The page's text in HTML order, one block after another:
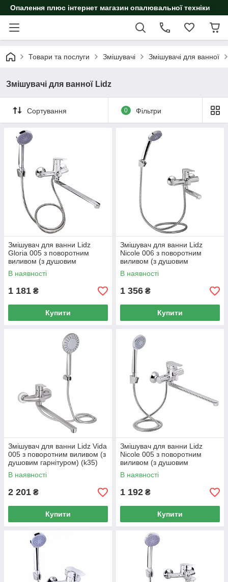
Опалення плюс інтернет магазин опалювальної техніки
Товари та послуги Змішувачі Змішувачі для ванної
Змішувачі для ванної Lidz
Сортування 0 Фільтри
Змішувач для ванни Lidz
Gloria 005 з поворотним
виливом (з душовим
гарнітуром) (k35)
LDGLO005CRM35117
В наявності
1 181 ₴
Купити
Змішувач для ванни Lidz
Nicole 006 з поворотним
виливом (з душовим
гарнітуром) (k35)
LDNIC006CRM22139 Chrome
В наявності
1 356 ₴
Купити
Змішувач для ванни Lidz Vida
005 з поворотним виливом (з
душовим гарнітуром) (k35)
LDVID005NKS38087 Nickel
В наявності
2 201 ₴
Купити
Змішувач для ванни Lidz
Nicole 005 з поворотним
виливом (з душовим
гарнітуром) (k35)
LDNIC005CRM22140 Chrome
В наявності
1 192 ₴
Купити